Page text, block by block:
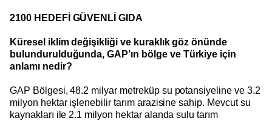
2100 HEDEFİ GÜVENLİ GIDA
Küresel iklim değişikliği ve kuraklık göz önünde
bulundurulduğunda, GAP’ın bölge ve Türkiye için
anlamı nedir?
GAP Bölgesi, 48.2 milyar metreküp su potansiyeline ve 3.2
milyon hektar işlenebilir tarım arazisine sahip. Mevcut su
kaynakları ile 2.1 milyon hektar alanda sulu tarım